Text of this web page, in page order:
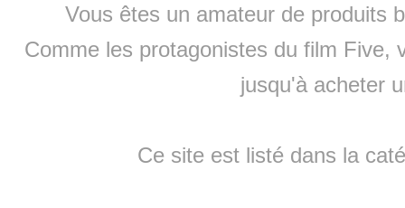
Vous êtes un amateur de produits
Comme les protagonistes du film Five,
jusqu'à acheter
Ce site est listé dans la